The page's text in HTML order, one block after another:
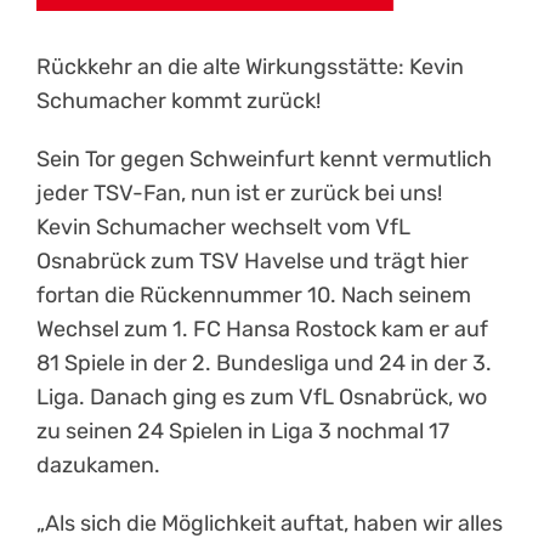
Rückkehr an die alte Wirkungsstätte: Kevin
Schumacher kommt zurück!
Sein Tor gegen Schweinfurt kennt vermutlich
jeder TSV-Fan, nun ist er zurück bei uns!
Kevin Schumacher wechselt vom VfL
Osnabrück zum TSV Havelse und trägt hier
fortan die Rückennummer 10. Nach seinem
Wechsel zum 1. FC Hansa Rostock kam er auf
81 Spiele in der 2. Bundesliga und 24 in der 3.
Liga. Danach ging es zum VfL Osnabrück, wo
zu seinen 24 Spielen in Liga 3 nochmal 17
dazukamen.
„Als sich die Möglichkeit auftat, haben wir alles